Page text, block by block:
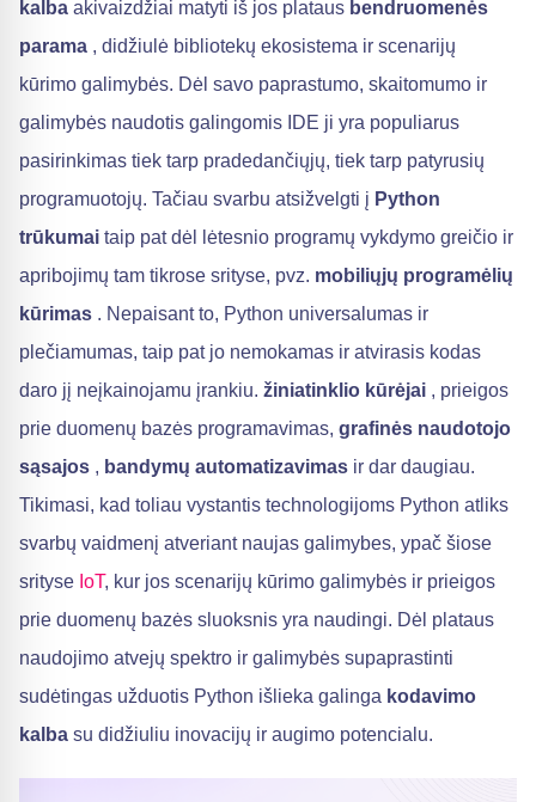
kalba akivaizdžiai matyti iš jos plataus bendruomenės
parama , didžiulė bibliotekų ekosistema ir scenarijų
kūrimo galimybės. Dėl savo paprastumo, skaitomumo ir
galimybės naudotis galingomis IDE ji yra populiarus
pasirinkimas tiek tarp pradedančiųjų, tiek tarp patyrusių
programuotojų. Tačiau svarbu atsižvelgti į Python
trūkumai taip pat dėl lėtesnio programų vykdymo greičio ir
apribojimų tam tikrose srityse, pvz. mobiliųjų programėlių
kūrimas . Nepaisant to, Python universalumas ir
plečiamumas, taip pat jo nemokamas ir atvirasis kodas
daro jį neįkainojamu įrankiu. žiniatinklio kūrėjai , prieigos
prie duomenų bazės programavimas, grafinės naudotojo
sąsajos , bandymų automatizavimas ir dar daugiau.
Tikimasi, kad toliau vystantis technologijoms Python atliks
svarbų vaidmenį atveriant naujas galimybes, ypač šiose
srityse IoT, kur jos scenarijų kūrimo galimybės ir prieigos
prie duomenų bazės sluoksnis yra naudingi. Dėl plataus
naudojimo atvejų spektro ir galimybės supaprastinti
sudėtingas užduotis Python išlieka galinga kodavimo
kalba su didžiuliu inovacijų ir augimo potencialu.